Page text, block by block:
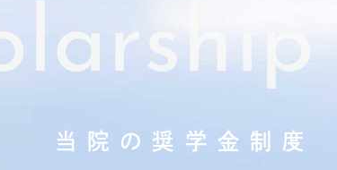
当院の奨学金制度